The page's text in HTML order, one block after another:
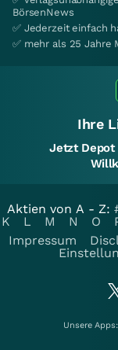
BörsenNews
✅ Jederzeit einfach
✅ mehr als 25 Jahre
Ihre
Jetzt Depot
Aktien von A - Z:
K
L M N O
Impressum
Unsere Apps: